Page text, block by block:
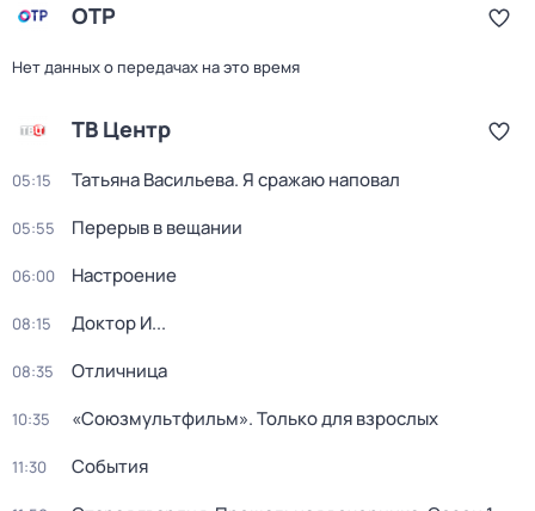
ОТР
Нет данных о передачах на это время
ТВ Центр
05:15 Татьяна Васильева. Я сражаю наповал
05:55 Перерыв в вещании
06:00 Настроение
08:15 Доктор И...
08:35 Отличница
10:35 «Союзмультфильм». Только для взрослых
11:30 События